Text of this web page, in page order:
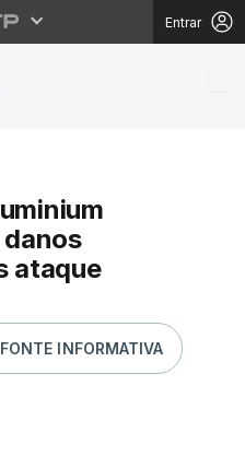
Entrar
ataque
INFORMATIVA